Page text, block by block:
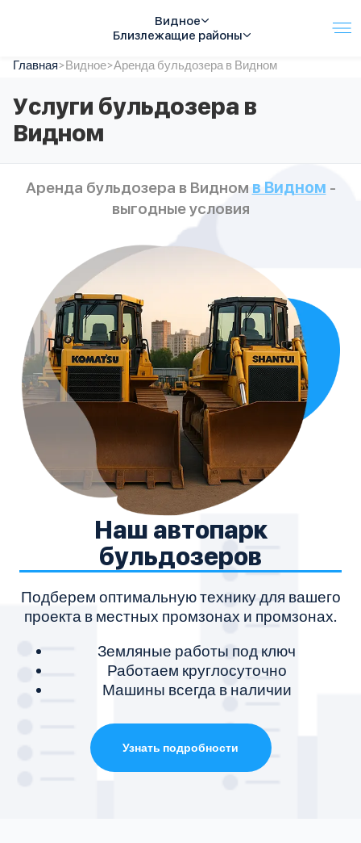
Видное
Близлежащие районы
Услуги
Автопарк
Тарифы
Акции
Контакты
Главная>Видное>Аренда бульдозера в Видном
Услуги бульдозера в
Видном
Аренда бульдозера в Видном в Видном -
выгодные условия
Наш автопарк
бульдозеров
Подберем оптимальную технику для вашего
проекта в местных промзонах и промзонах.
Земляные работы под ключ
Работаем круглосуточно
Машины всегда в наличии
Узнать подробности